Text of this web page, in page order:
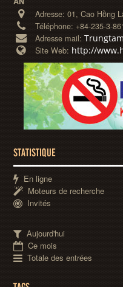
Adresse:01, Cao Hồng
Téléphone:+84-235-3-
Adresse mail:
Site Web: http://
STATISTIQUE
En ligne
Moteurs de recherche
Invités
Aujourd'hui
Ce mois
Totale des entrées